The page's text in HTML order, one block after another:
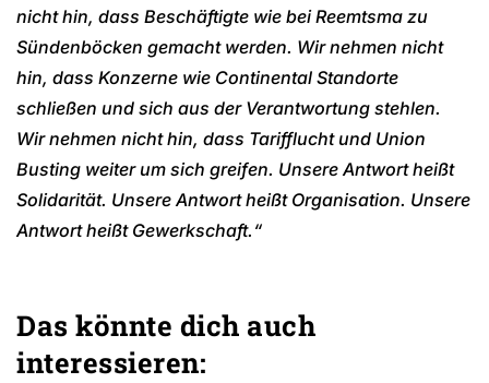
nicht hin, dass Beschäftigte wie bei Reemtsma zu
Sündenböcken gemacht werden. Wir nehmen nicht
hin, dass Konzerne wie Continental Standorte
schließen und sich aus der Verantwortung stehlen.
Wir nehmen nicht hin, dass Tarifflucht und Union
Busting weiter um sich greifen. Unsere Antwort heißt
Solidarität. Unsere Antwort heißt Organisation. Unsere
Antwort heißt Gewerkschaft.“
Das könnte dich auch
interessieren: